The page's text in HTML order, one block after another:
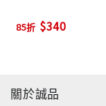
85折 $340
關於誠品